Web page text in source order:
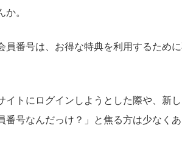
。
員番号は、お得な特典を利用するため
イトにログインしようとした際や、新
番号なんだっけ？」と焦る方は少なくあ